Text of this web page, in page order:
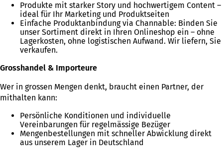
Produkte mit starker Story und hochwertigem Content –
ideal für Ihr Marketing und Produktseiten
Einfache Produktanbindung via Channable: Binden Sie
unser Sortiment direkt in Ihren Onlineshop ein – ohne
Lagerkosten, ohne logistischen Aufwand. Wir liefern, Sie
verkaufen.
Grosshandel & Importeure
Wer in grossen Mengen denkt, braucht einen Partner, der
mithalten kann:
Persönliche Konditionen und individuelle
Vereinbarungen für regelmässige Bezüger
Mengenbestellungen mit schneller Abwicklung direkt
aus unserem Lager in Deutschland